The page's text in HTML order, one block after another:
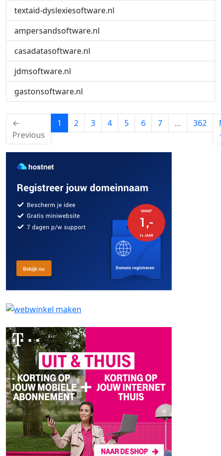
textaid-dyslexiesoftware.nl
ampersandsoftware.nl
casadatasoftware.nl
jdmsoftware.nl
gastonsoftware.nl
←
Previous
1 (current)
2 3 4 5 6 7 … 362